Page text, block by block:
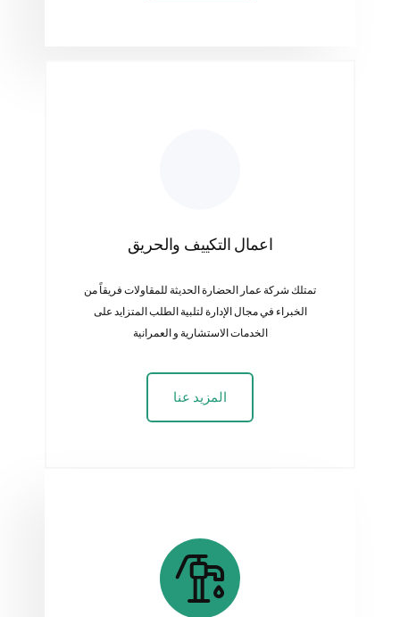
اعمال التكييف والحريق
تمتلك شركة عمار الحضارة الحديثة للمقاولات فريقاً من
الخبراء في مجال الإدارة لتلبية الطلب المتزايد على
الخدمات الاستشارية و العمرانية
المزيد عنا